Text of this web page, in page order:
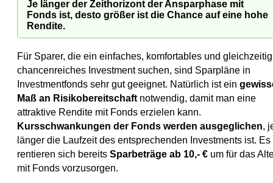
Je länger der Zeithorizont der Ansparphase mit
Fonds ist, desto größer ist die Chance auf eine hohe
Rendite.
Für Sparer, die ein einfaches, komfortables und gleichzeitig
chancenreiches Investment suchen, sind Sparpläne in
Investmentfonds sehr gut geeignet. Natürlich ist ein
Maß an Risikobereitschaft notwendig, damit man eine
attraktive Rendite mit Fonds erzielen kann.
Kursschwankungen der Fonds werden ausgeglichen,
länger die Laufzeit des entsprechenden Investments ist. Es
rentieren sich bereits Sparbeträge ab 10,- € um für das
mit Fonds vorzusorgen.